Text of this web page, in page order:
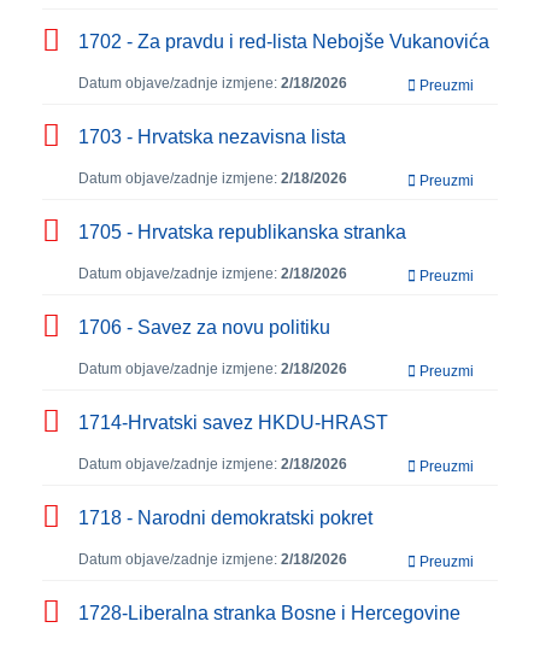
1702 - Za pravdu i red-lista Nebojše Vukanovića
Datum objave/zadnje izmjene: 2/18/2026 Preuzmi
1703 - Hrvatska nezavisna lista
Datum objave/zadnje izmjene: 2/18/2026 Preuzmi
1705 - Hrvatska republikanska stranka
Datum objave/zadnje izmjene: 2/18/2026 Preuzmi
1706 - Savez za novu politiku
Datum objave/zadnje izmjene: 2/18/2026 Preuzmi
1714-Hrvatski savez HKDU-HRAST
Datum objave/zadnje izmjene: 2/18/2026 Preuzmi
1718 - Narodni demokratski pokret
Datum objave/zadnje izmjene: 2/18/2026 Preuzmi
1728-Liberalna stranka Bosne i Hercegovine